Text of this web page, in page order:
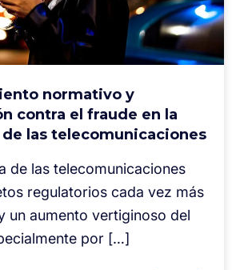
normativo y
contra el fraude en la
las telecomunicaciones
de las telecomunicaciones
regulatorios cada vez más
un aumento vertiginoso del
por […]